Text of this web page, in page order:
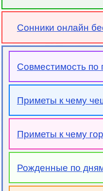
Сонники онлайн
Совместимость по
Приметы к чему
Приметы к чему
Рожденные по